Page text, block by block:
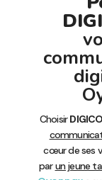
Choisir
cœur de ses
parun jeune